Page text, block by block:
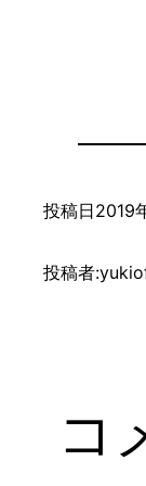
投稿日2019
投稿者:
コ